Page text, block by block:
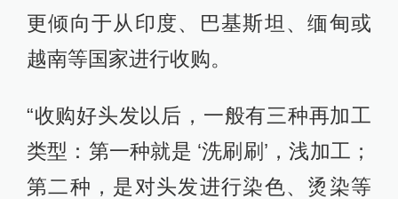
更倾向于从印度、巴基斯坦、缅甸或
越南等国家进行收购。
“收购好头发以后，一般有三种再加工
类型：第一种就是 ‘洗刷刷’，浅加工；
第二种，是对头发进行染色、烫染等